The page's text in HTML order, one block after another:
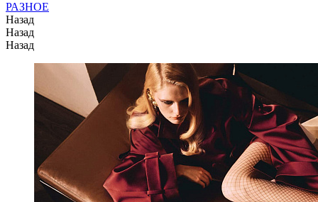
РАЗНОЕ
Назад
Назад
Назад